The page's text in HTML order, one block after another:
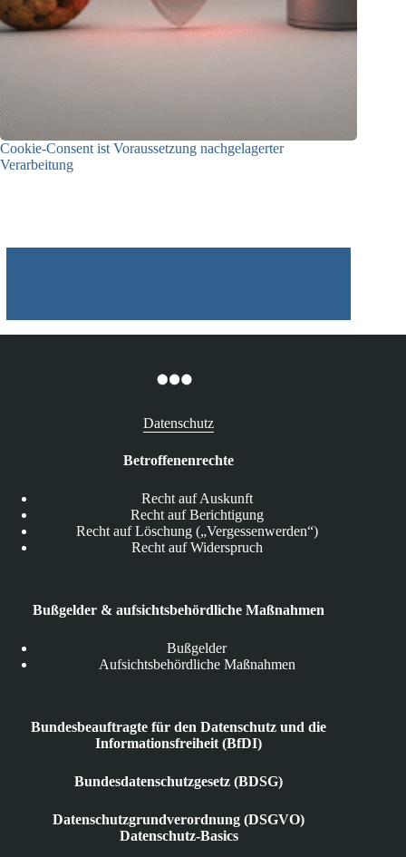
Cookie-Consent ist Voraussetzung nachgelagerter
Verarbeitung
Datenschutz
Betroffenenrechte
Recht auf Auskunft
Recht auf Berichtigung
Recht auf Löschung („Vergessenwerden“)
Recht auf Widerspruch
Bußgelder & aufsichtsbehördliche Maßnahmen
Bußgelder
Aufsichtsbehördliche Maßnahmen
Bundesbeauftragte für den Datenschutz und die
Informationsfreiheit (BfDI)
Bundesdatenschutzgesetz (BDSG)
Datenschutzgrundverordnung (DSGVO)
Datenschutz-Basics